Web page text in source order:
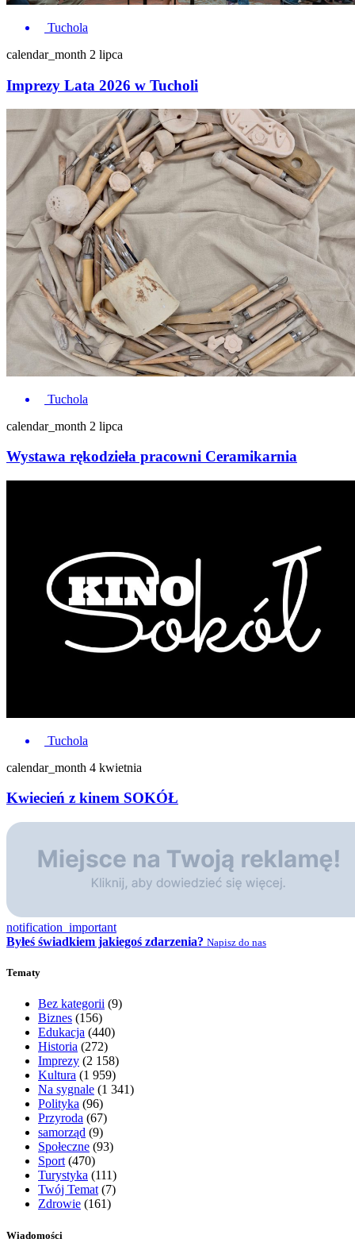
Tuchola
calendar_month 2 lipca
Imprezy Lata 2026 w Tucholi
Tuchola
calendar_month 2 lipca
Wystawa rękodzieła pracowni Ceramikarnia
Tuchola
calendar_month 4 kwietnia
Kwiecień z kinem SOKÓŁ
notification_important
Byłeś świadkiem jakiegoś zdarzenia? Napisz do nas
Tematy
Bez kategorii (9)
Biznes (156)
Edukacja (440)
Historia (272)
Imprezy (2 158)
Kultura (1 959)
Na sygnale (1 341)
Polityka (96)
Przyroda (67)
samorząd (9)
Społeczne (93)
Sport(470)
Turystyka (111)
Twój Temat(7)
Zdrowie (161)
Wiadomości